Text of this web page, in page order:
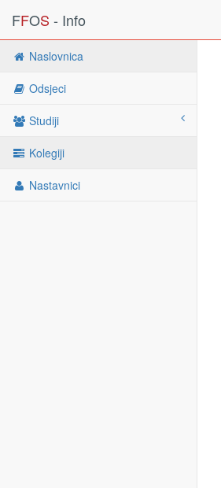
FFOS - Info
Naslovnica
Odsjeci
Studiji
Kolegiji
Nastavnici